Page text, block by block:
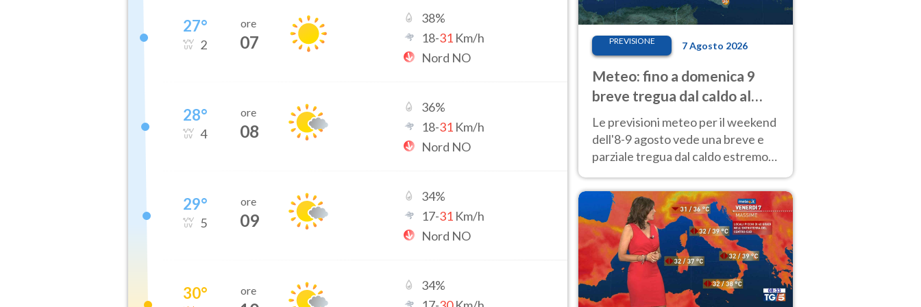
27°
2
ore
07
38%
18-31 Km/h
Nord NO
28°
4
ore
08
36%
18-31 Km/h
Nord NO
29°
5
ore
09
34%
17-31 Km/h
Nord NO
30° ore 34%
PREVISIONE 7 Agosto 2026
Meteo: fino a domenica 9
breve tregua dal caldo al
Nord! Altrove calura e afa
Le previsioni meteo per il weekend
dell'8-9 agosto vede una breve e
parziale tregua dal caldo estremo
40 gradi.